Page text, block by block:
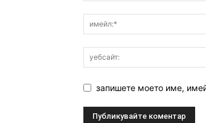
запишете моето име,